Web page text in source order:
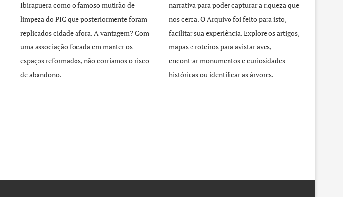
Ibirapuera como o famoso mutirão de
limpeza do PIC que posteriormente foram
replicados cidade afora. A vantagem? Com
uma associação focada em manter os
espaços reformados, não corriamos o risco
de abandono.
narrativa para poder capturar a riqueza que
nos cerca. O Arquivo foi feito para isto,
facilitar sua experiência. Explore os artigos,
mapas e roteiros para avistar aves,
encontrar monumentos e curiosidades
históricas ou identificar as árvores.